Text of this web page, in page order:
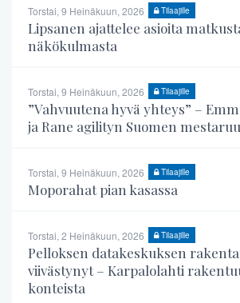
Torstai, 9 Heinäkuun, 2026 Tilaajille
Lipsanen ajattelee asioita
näkökulmasta
Torstai, 9 Heinäkuun, 2026 Tilaajille
”Vahvuutena hyvä yhteys” –
ja Rane agilityn Suomen
Torstai, 9 Heinäkuun, 2026 Tilaajille
Moporahat pian kasassa
Torstai, 2 Heinäkuun, 2026 Tilaajille
Pelloksen datakeskuksen
viivästynyt – Karpalolahti
konteista